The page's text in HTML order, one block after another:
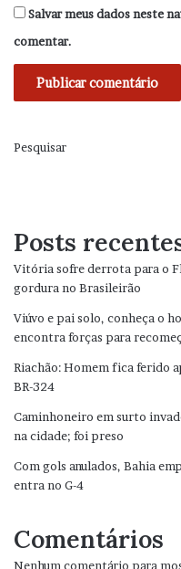
Salvar meus dados neste
comentar.
Pesquisar
Posts
Vitória sofre derrota para o
gordura no Brasileirão
Viúvo e pai solo, conheça o
encontra forças para
Riachão: Homem fica ferido
BR-324
Caminhoneiro em surto
na cidade; foi preso
Com gols anulados, Bahia
entra no G-4
Comentários
Nenhum comentário para